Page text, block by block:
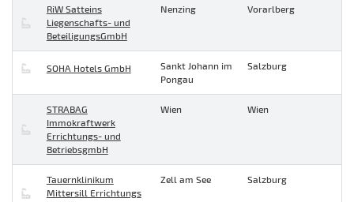
RiW Satteins
Liegenschafts- und
BeteiligungsGmbH
Nenzing Vorarlberg
SOHA Hotels GmbH
Sankt Johann im
Pongau
Salzburg
STRABAG
Immokraftwerk
Errichtungs- und
BetriebsgmbH
Wien Wien
Tauernklinikum
Mittersill Errichtungs
Zell am See Salzburg